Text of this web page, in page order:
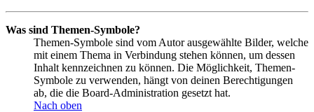
Was sind Themen-Symbole?
Themen-Symbole sind vom Autor ausgewählte Bilder, welche
mit einem Thema in Verbindung stehen können, um dessen
Inhalt kennzeichnen zu können. Die Möglichkeit, Themen-
Symbole zu verwenden, hängt von deinen Berechtigungen
ab, die die Board-Administration gesetzt hat.
Nach oben